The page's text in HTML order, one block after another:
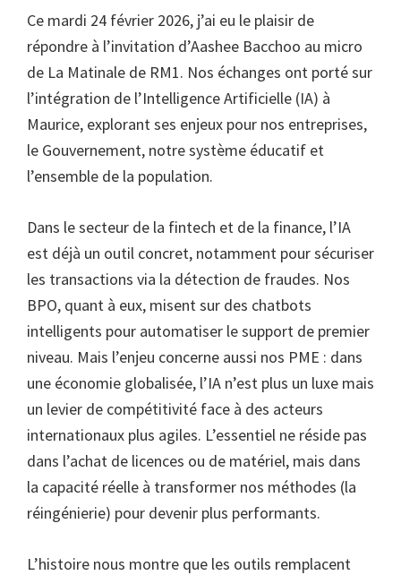
Ce mardi 24 février 2026, j’ai eu le plaisir de
répondre à l’invitation d’Aashee Bacchoo au micro
de La Matinale de RM1. Nos échanges ont porté sur
l’intégration de l’Intelligence Artificielle (IA) à
Maurice, explorant ses enjeux pour nos entreprises,
le Gouvernement, notre système éducatif et
l’ensemble de la population.
Dans le secteur de la fintech et de la finance, l’IA
est déjà un outil concret, notamment pour sécuriser
les transactions via la détection de fraudes. Nos
BPO, quant à eux, misent sur des chatbots
intelligents pour automatiser le support de premier
niveau. Mais l’enjeu concerne aussi nos PME : dans
une économie globalisée, l’IA n’est plus un luxe mais
un levier de compétitivité face à des acteurs
internationaux plus agiles. L’essentiel ne réside pas
dans l’achat de licences ou de matériel, mais dans
la capacité réelle à transformer nos méthodes (la
réingénierie) pour devenir plus performants.
L’histoire nous montre que les outils remplacent